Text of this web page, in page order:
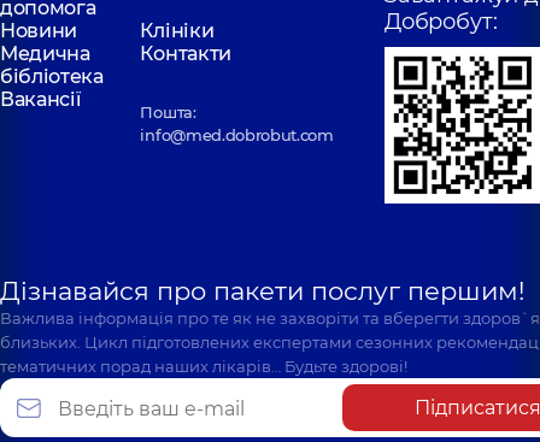
допомога
Новини
Клініки
Медична
бібліотека
Контакти
Вакансії
Пошта:
info@med.dobrobut.com
Добробут:
Дізнавайся про пакети послуг першим!
Важлива інформація про те як не захворіти та вберегти
близьких. Цикл підготовлених експертами сезонних
тематичних порад наших лікарів… Будьте здорові!
Підписатися